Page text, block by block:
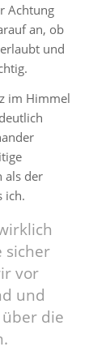
Achtung
an, ob
und
im Himmel
als der
ich.
sicher
vor
und
die